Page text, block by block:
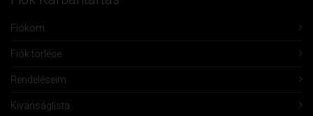
Fiókom
Fiók törlése
Rendeléseim
Kívánságlista